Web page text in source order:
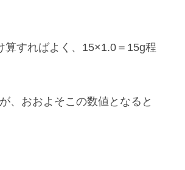
すればよく、15×1.0＝15g程
、おおよそこの数値となると